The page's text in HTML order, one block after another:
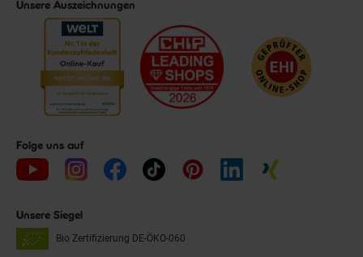
Unsere Auszeichnungen
Folge uns auf
Unsere Siegel
Bio Zertifizierung DE-ÖKO-060